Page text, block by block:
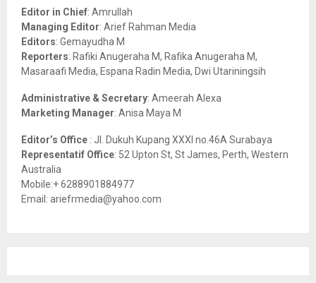
o
r
:
Editor in Chief: Amrullah
Managing Editor: Arief Rahman Media
Editors: Gemayudha M
Reporters: Rafiki Anugeraha M, Rafika Anugeraha M,
Masaraafi Media, Espana Radin Media, Dwi Utariningsih
Administrative & Secretary: Ameerah Alexa
Marketing Manager: Anisa Maya M
Editor’s Office : Jl. Dukuh Kupang XXXI no.46A Surabaya
Representatif Office: 52 Upton St, St James, Perth, Western
Australia
Mobile:+ 6288901884977
Email: ariefrmedia@yahoo.com